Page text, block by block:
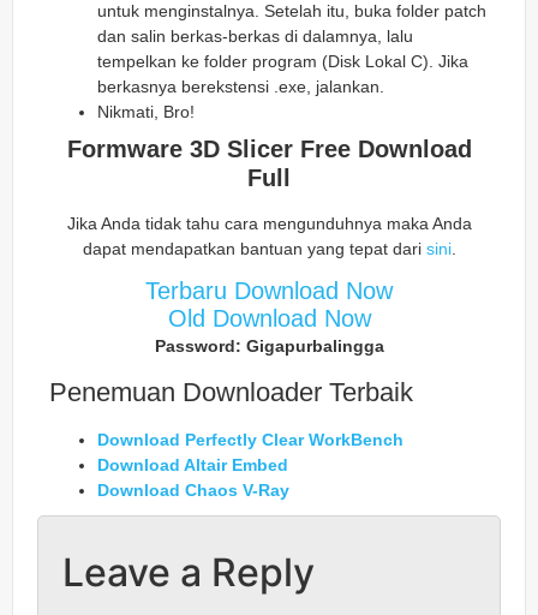
untuk menginstalnya. Setelah itu, buka folder patch
dan salin berkas-berkas di dalamnya, lalu
tempelkan ke folder program (Disk Lokal C). Jika
berkasnya berekstensi .exe, jalankan.
Nikmati, Bro!
Formware 3D Slicer Free Download
Full
Jika Anda tidak tahu cara mengunduhnya maka Anda
dapat mendapatkan bantuan yang tepat dari sini.
Terbaru Download Now
Old Download Now
Password: Gigapurbalingga
Penemuan Downloader Terbaik
Download Perfectly Clear WorkBench
Download Altair Embed
Download Chaos V-Ray
Leave a Reply